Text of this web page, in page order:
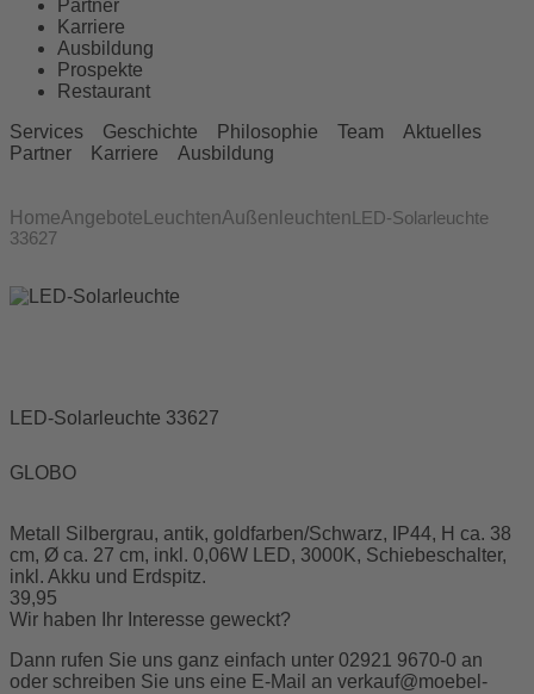
Partner
Karriere
Ausbildung
Prospekte
Restaurant
Services
Geschichte Philosophie Team
Aktuelles
Partner
Karriere Ausbildung
HomeAngebote LeuchtenAußenleuchten LED-Solarleuchte
33627
LED-Solarleuchte 33627
GLOBO
Metall Silbergrau, antik, goldfarben/Schwarz, IP44, H ca. 38
cm, Ø ca. 27 cm, inkl. 0,06W LED, 3000K, Schiebeschalter,
inkl. Akku und Erdspitz.
39,95
Wir haben Ihr Interesse geweckt?
Dann rufen Sie uns ganz einfach unter 02921 9670-0 an
oder schreiben Sie uns eine E-Mail an verkauf@moebel-